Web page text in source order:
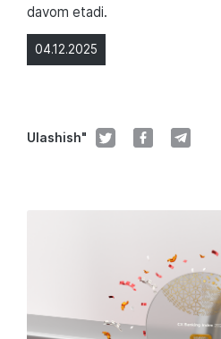
04.12.2025
Ulashish"
davom etadi.